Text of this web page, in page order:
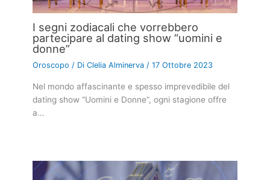
I segni zodiacali che vorrebbero
partecipare al dating show “uomini e
donne”
Oroscopo / DiClelia Alminerva/17 Ottobre 2023
Nel mondo affascinante e spesso imprevedibile del
dating show “Uomini e Donne”, ogni stagione offre
a…